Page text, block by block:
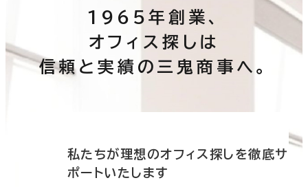
1965年創業、
オフィス探しは
信頼と実績の三鬼商事へ。
私たちが理想のオフィス探しを徹底サ
ポートいたします